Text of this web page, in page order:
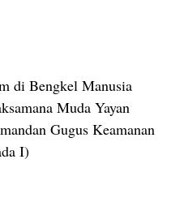
di Bengkel Manusia
Muda Yayan
Gugus Keamanan
I)